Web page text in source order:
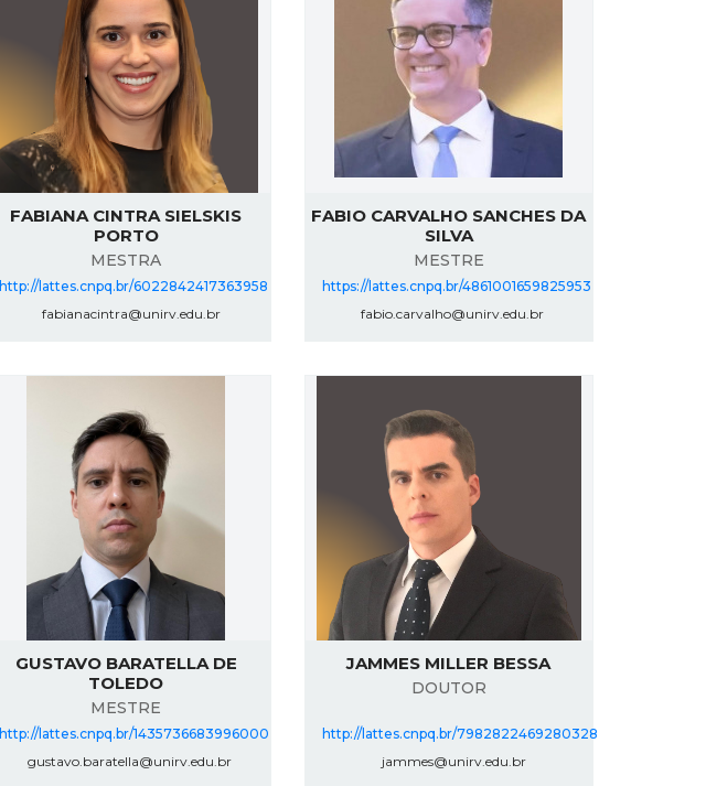
FABIANA CINTRA SIELSKIS
PORTO
MESTRA
http://lattes.cnpq.br/6022842417363958
fabianacintra@unirv.edu.br
FABIO CARVALHO SANCHES DA
SILVA
MESTRE
https://lattes.cnpq.br/4861001659825953
fabio.carvalho@unirv.edu.br
GUSTAVO BARATELLA DE
TOLEDO
MESTRE
http://lattes.cnpq.br/1435736683996000
gustavo.baratella@unirv.edu.br
JAMMES MILLER BESSA
DOUTOR
http://lattes.cnpq.br/7982822469280328
jammes@unirv.edu.br